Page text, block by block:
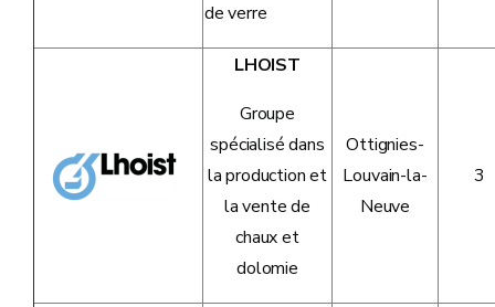
de verre
LHOIST
Groupe
spécialisé dans
la production et
la vente de
chaux et
dolomie
Ottignies-
Louvain-la-
Neuve
3